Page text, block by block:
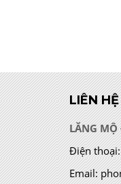
LIÊN HỆ
LĂNG
Điện thoại:
Email: